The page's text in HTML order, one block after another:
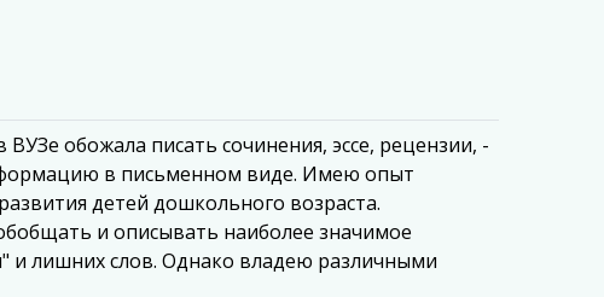
обожала писать сочинения, эссе, рецензии, -
в письменном виде. Имею опыт
детей дошкольного возраста.
и описывать наиболее значимое
и лишних слов. Однако владею различными